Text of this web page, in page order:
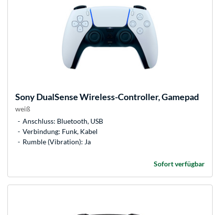
SonyDualSense Wireless-Controller, Gamepad
weiß
Anschluss: Bluetooth, USB
Verbindung: Funk, Kabel
Rumble (Vibration): Ja
Sofort verfügbar